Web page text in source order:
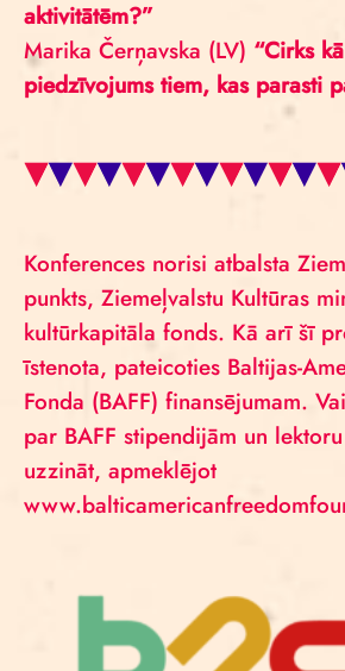
aktivitātēm?”
Marika Čerņavska (LV) “Cirks
piedzīvojums tiem, kas parasti
Konferences norisi atbalsta
punkts, Ziemeļvalstu Kultūras
kultūrkapitāla fonds. Kā arī šī
īstenota, pateicoties Baltijas-
Fonda (BAFF) finansējumam.
par BAFF stipendijām un
uzzināt, apmeklējot